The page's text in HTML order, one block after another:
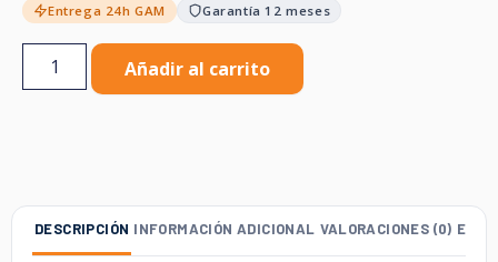
Entrega 24h GAM Garantía 12 meses
Añadir al carrito
DESCRIPCIÓN INFORMACIÓN ADICIONAL VALORACIONES (0)